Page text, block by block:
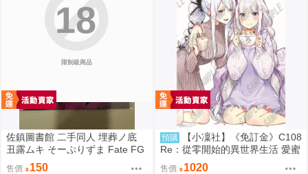
限制級商品
18
佐鎮圖書館 二手同人 埋葬ノ底
丑露ムキ そーぷりずま Fate FG
售價 150
預購
【小凜社】《免訂金》C108
Re：從零開始的異世界生活 愛蜜
莉雅 艾姬多娜 拉姆 雷姆 B2掛軸
售價 1020